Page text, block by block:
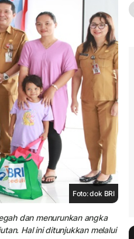
Foto: dok BRI
dan menurunkan angka
Hal ini ditunjukkan melalui